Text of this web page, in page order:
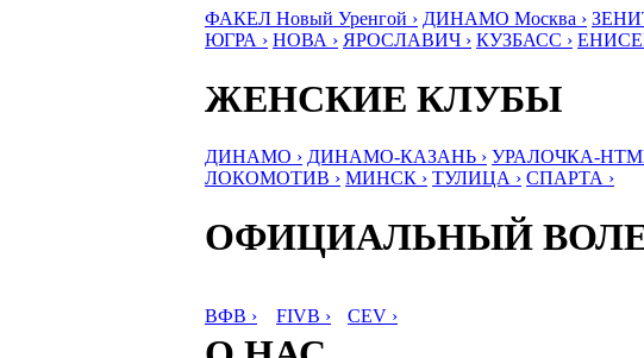
ФАКЕЛ Новый Уренгой › ДИНАМО Москва ›
ЮГРА › НОВА › ЯРОСЛАВИЧ › КУЗБАСС ›
ЖЕНСКИЕ КЛУБЫ
ДИНАМО › ДИНАМО-КАЗАНЬ › УРАЛОЧКА-
ЛОКОМОТИВ › МИНСК › ТУЛИЦА › СПАРТА ›
ОФИЦИАЛЬНЫЙ
ВФВ › FIVB › CEV ›